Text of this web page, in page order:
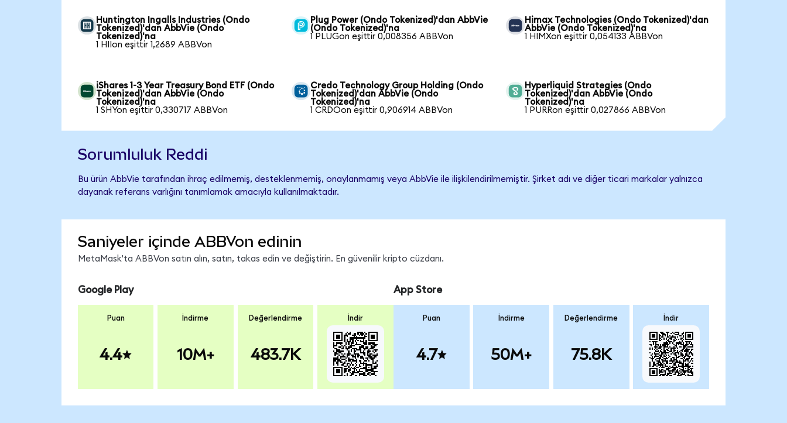
Huntington Ingalls Industries (Ondo
Tokenized)'dan AbbVie (Ondo
Tokenized)'na
1 HIIon eşittir 1,2689 ABBVon
Plug Power (Ondo Tokenized)'dan AbbVie
(Ondo Tokenized)'na
1 PLUGon eşittir 0,008356 ABBVon
Himax Technologies (Ondo Tokenized)'dan
AbbVie (Ondo Tokenized)'na
1 HIMXon eşittir 0,054133 ABBVon
iShares 1-3 Year Treasury Bond ETF (Ondo
Tokenized)'dan AbbVie (Ondo
Tokenized)'na
1 SHYon eşittir 0,330717 ABBVon
Credo Technology Group Holding (Ondo
Tokenized)'dan AbbVie (Ondo
Tokenized)'na
1 CRDOon eşittir 0,906914 ABBVon
Hyperliquid Strategies (Ondo
Tokenized)'dan AbbVie (Ondo
Tokenized)'na
1 PURRon eşittir 0,027866 ABBVon
Sorumluluk Reddi
Bu ürün AbbVie tarafından ihraç edilmemiş, desteklenmemiş, onaylanmamış veya AbbVie ile ilişkilendirilmemiştir. Şirket adı ve diğer ticari markalar yalnızca
dayanak referans varlığını tanımlamak amacıyla kullanılmaktadır.
Saniyeler içinde ABBVon edinin
MetaMask'ta ABBVon satın alın, satın, takas edin ve değiştirin. En güvenilir kripto cüzdanı.
Google Play
Puan
4.4
İndirme
10M+
Değerlendirme
483.7K
İndir
App Store
Puan
4.7
İndirme
50M+
Değerlendirme
75.8K
İndir